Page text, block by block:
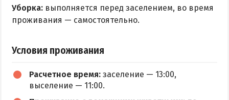
Уборка: выполняется перед заселением, во время
проживания — самостоятельно.
Условия проживания
Расчетное время: заселение — 13:00,
выселение — 11:00.